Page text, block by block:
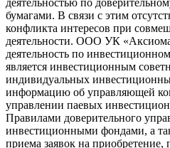
бумагами. В связи с этим
конфликта интересов при
деятельности. ООО УК
деятельность по
является инвестиционным
индивидуальных
информацию об управляющей
управлении паевых
Правилами доверительного
инвестиционными фондами, а
приема заявок на